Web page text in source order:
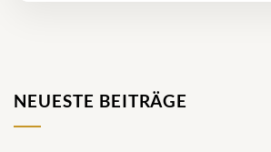
NEUESTE BEITRÄGE